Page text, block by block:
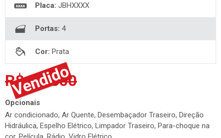
Placa: JBHXXXX
Portas: 4
Cor: Prata
R$ 58.300
Opcionais
Ar condicionado, Ar Quente, Desembaçador Traseiro, Direção
Hidráulica, Espelho Elétrico, Limpador Traseiro, Para-choque na